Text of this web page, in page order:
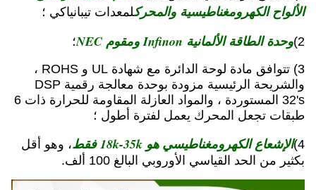
الألواح الكهرومغناطيسية والمحركلمعدات تيبانياكي ؛
2) وحدة الطاقة الألمانية Infinon ومقوم NEC
؛
3) تتوافق مادة لوحة الدائرة مع شهادة UL و ROHS ،
والشريحة الرئيسية مزودة بوحدة معالجة رقمية DSP
32's المستوردة ، والمواد العازلة المقاومة للحرارة ذات 6
طبقات تجعل المحرك يعمل لفترة أطول ؛
4) الإشعاع الكهرومغناطيسي هو 18k-35k فقط
، وهو أقل
بكثير من الحد القياسي الأوروبي البالغ 100 ألف.